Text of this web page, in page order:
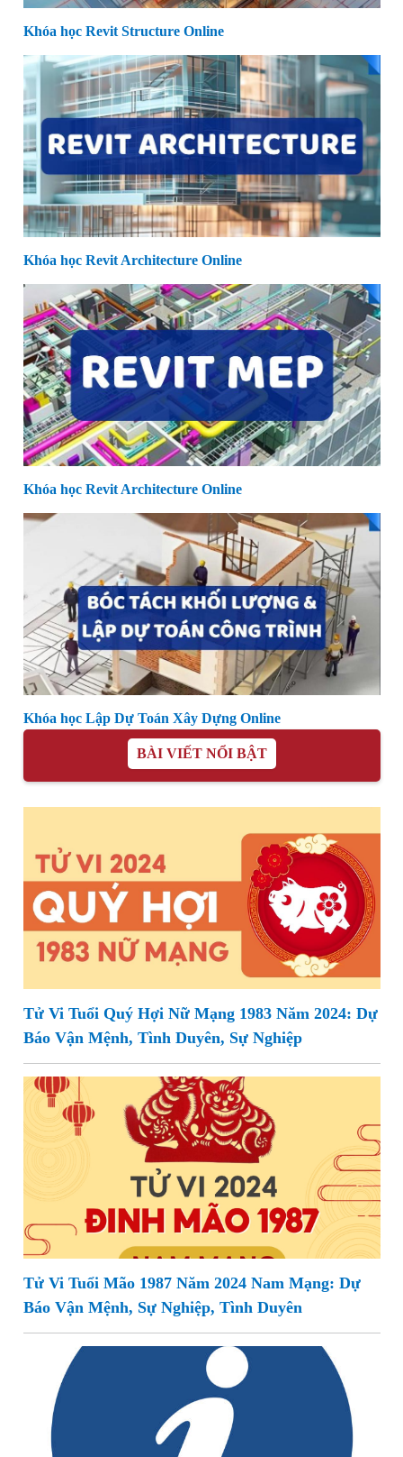
Khóa học Revit Structure Online
Khóa học Revit Architecture Online
Khóa học Revit Architecture Online
Khóa học Lập Dự Toán Xây Dựng Online
BÀI VIẾT NỔI BẬT
Tử Vi Tuổi Quý Hợi Nữ Mạng 1983 Năm 2024: Dự
Báo Vận Mệnh, Tình Duyên, Sự Nghiệp
Tử Vi Tuổi Mão 1987 Năm 2024 Nam Mạng: Dự
Báo Vận Mệnh, Sự Nghiệp, Tình Duyên